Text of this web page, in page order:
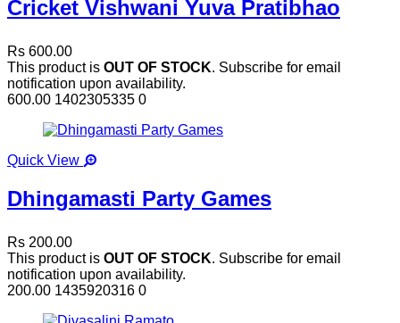
Cricket Vishwani Yuva Pratibhao
Rs 600.00
This product is OUT OF STOCK. Subscribe for email
notification upon availability.
600.00 1402305335 0
Quick View
Dhingamasti Party Games
Rs 200.00
This product is OUT OF STOCK. Subscribe for email
notification upon availability.
200.00 1435920316 0